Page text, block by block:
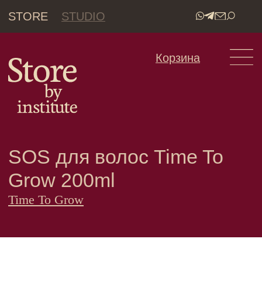
STORE STUDIO
•
SOS для волос Time To